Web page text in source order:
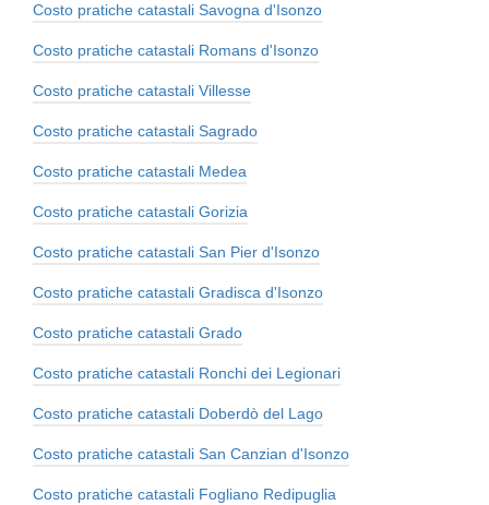
Costo pratiche catastali Savogna d'Isonzo
Costo pratiche catastali Romans d'Isonzo
Costo pratiche catastali Villesse
Costo pratiche catastali Sagrado
Costo pratiche catastali Medea
Costo pratiche catastali Gorizia
Costo pratiche catastali San Pier d'Isonzo
Costo pratiche catastali Gradisca d'Isonzo
Costo pratiche catastali Grado
Costo pratiche catastali Ronchi dei Legionari
Costo pratiche catastali Doberdò del Lago
Costo pratiche catastali San Canzian d'Isonzo
Costo pratiche catastali Fogliano Redipuglia